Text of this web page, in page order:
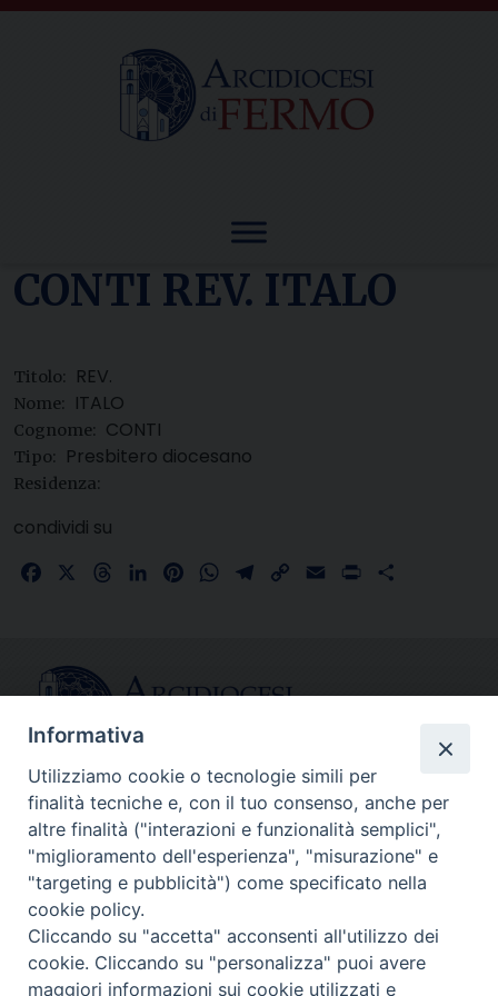
Skip
CONTI REV. ITALO
Titolo: REV.
Nome: ITALO
Cognome: CONTI
Tipo: Presbitero diocesano
Residenza:
condividi su
FacebookThreadsLinkedInPinterestWhatsApp
Telegram
Copy Email Print
CONTATTI
info@fermodiocesi.it
pec:economato.diocesifermo@legalmail.it
SEGUICI SU
Facebook
Instagram
X YouTube
Feed
Informativa
Utilizziamo cookie o tecnologie simili per
finalità tecniche e, con il tuo consenso, anche per
altre finalità ("interazioni e funzionalità semplici",
"miglioramento dell'esperienza", "misurazione" e
"targeting e pubblicità") come specificato nella
cookie policy.
Cliccando su "accetta" acconsenti all'utilizzo dei
cookie. Cliccando su "personalizza" puoi avere
maggiori informazioni sui cookie utilizzati e